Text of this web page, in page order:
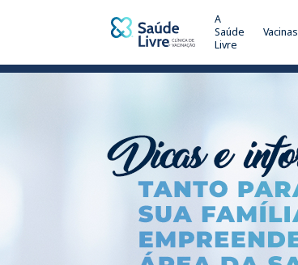
A
Saúde
Livre
Vacinas